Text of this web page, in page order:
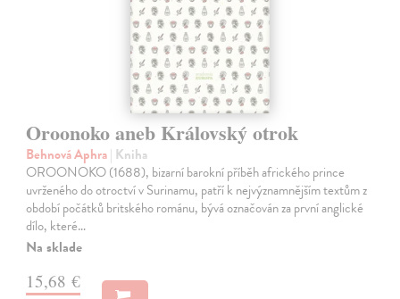
Oroonoko aneb Královský otrok
Behnová Aphra| Kniha
OROONOKO (1688), bizarní barokní příběh afrického prince
uvrženého do otroctví v Surinamu, patří k nejvýznamnějším textům z
období počátků britského románu, bývá označován za první anglické
dílo, které…
Na sklade
15,68 €